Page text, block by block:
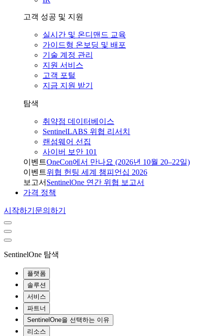
고객 성공 및 지원
실시간 및 온디맨드 교육
가이드형 온보딩 및 배포
기술 계정 관리
지원 서비스
고객 포털
지금 지원 받기
탐색
취약점 데이터베이스
SentinelLABS 위협 리서치
랜섬웨어 선집
사이버 보안 101
이벤트OneCon에서 만나요 (2026년 10월 20–22일)
이벤트위협 헌팅 세계 챔피언십 2026
보고서 SentinelOne 연간 위협 보고서
가격 정책
시작하기 문의하기
SentinelOne 탐색
플랫폼
솔루션
서비스
파트너
SentinelOne을 선택하는 이유
리소스